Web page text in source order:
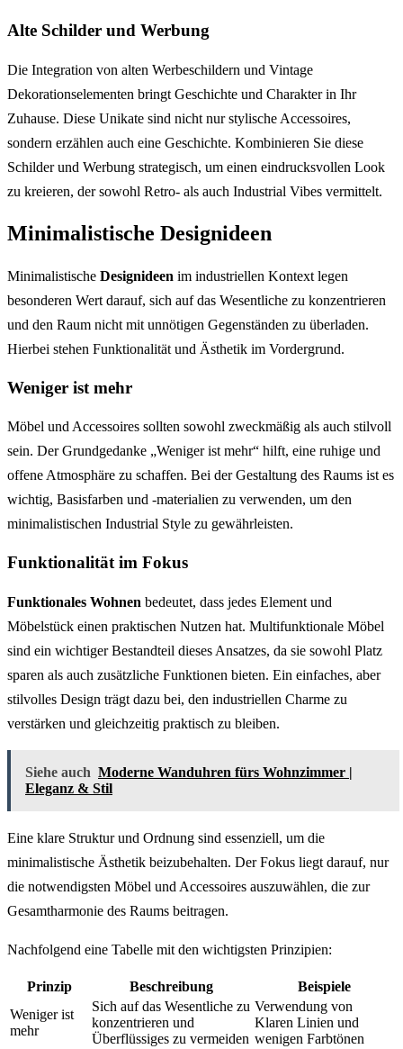
Alte Schilder und Werbung
Die Integration von alten Werbeschildern und Vintage
Dekorationselementen bringt Geschichte und Charakter in Ihr
Zuhause. Diese Unikate sind nicht nur stylische Accessoires,
sondern erzählen auch eine Geschichte. Kombinieren Sie diese
Schilder und Werbung strategisch, um einen eindrucksvollen Look
zu kreieren, der sowohl Retro- als auch Industrial Vibes vermittelt.
Minimalistische Designideen
Minimalistische Designideen im industriellen Kontext legen
besonderen Wert darauf, sich auf das Wesentliche zu konzentrieren
und den Raum nicht mit unnötigen Gegenständen zu überladen.
Hierbei stehen Funktionalität und Ästhetik im Vordergrund.
Weniger ist mehr
Möbel und Accessoires sollten sowohl zweckmäßig als auch stilvoll
sein. Der Grundgedanke „Weniger ist mehr“ hilft, eine ruhige und
offene Atmosphäre zu schaffen. Bei der Gestaltung des Raums ist es
wichtig, Basisfarben und -materialien zu verwenden, um den
minimalistischen Industrial Style zu gewährleisten.
Funktionalität im Fokus
Funktionales Wohnen bedeutet, dass jedes Element und
Möbelstück einen praktischen Nutzen hat. Multifunktionale Möbel
sind ein wichtiger Bestandteil dieses Ansatzes, da sie sowohl Platz
sparen als auch zusätzliche Funktionen bieten. Ein einfaches, aber
stilvolles Design trägt dazu bei, den industriellen Charme zu
verstärken und gleichzeitig praktisch zu bleiben.
Siehe auch Moderne Wanduhren fürs Wohnzimmer |
Eleganz & Stil
Eine klare Struktur und Ordnung sind essenziell, um die
minimalistische Ästhetik beizubehalten. Der Fokus liegt darauf, nur
die notwendigsten Möbel und Accessoires auszuwählen, die zur
Gesamtharmonie des Raums beitragen.
Nachfolgend eine Tabelle mit den wichtigsten Prinzipien:
Prinzip Beschreibung
Beispiele
Weniger ist
mehr
Sich auf das Wesentliche zu
konzentrieren und
Überflüssiges zu vermeiden
Verwendung von
Klaren Linien und
wenigen Farbtönen